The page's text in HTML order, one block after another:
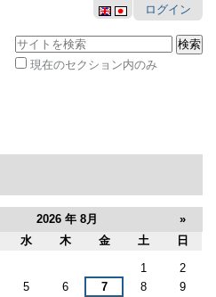
ログイン
サイトを検索
現在のセクション内のみ
2026 年 8月 »
水 木 金 土 日
1
2
5 6 7 8
9